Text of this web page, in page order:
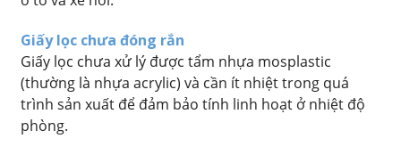
Giấy lọc chưa đóng rắn
Giấy lọc chưa xử lý được tẩm nhựa mosplastic
(thường là nhựa acrylic) và cần ít nhiệt trong quá
trình sản xuất để đảm bảo tính linh hoạt ở nhiệt độ
phòng.